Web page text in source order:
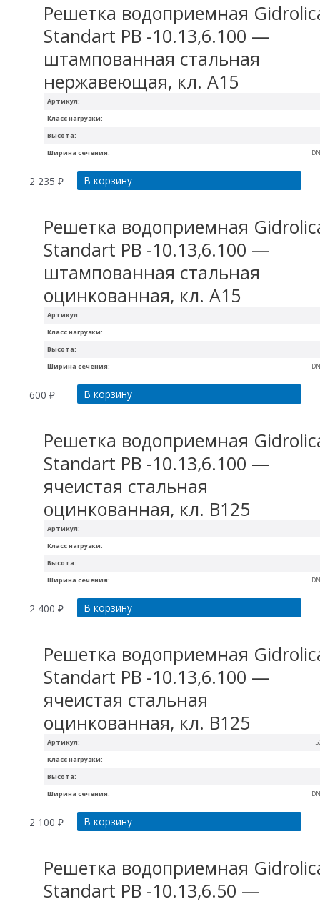
Артикул:
Ширина сечения:
Высота:
Класс нагрузки:
Решетка водоприемная
Standart РВ -10.13,6.100 —
штампованная стальная
нержавеющая, кл. А15
2 235₽ В корзину
Артикул:
Ширина сечения:
Высота:
Класс нагрузки:
Решетка водоприемная
Standart РВ -10.13,6.100 —
штампованная стальная
оцинкованная, кл. А15
600₽ В корзину
Артикул:
Ширина сечения:
Высота:
Класс нагрузки:
Решетка водоприемная
Standart РВ -10.13,6.100 —
ячеистая стальная
оцинкованная, кл. В125
2 400₽ В корзину
Артикул:
Ширина сечения:
Высота:
Класс нагрузки:
Решетка водоприемная
Standart РВ -10.13,6.100 —
ячеистая стальная
оцинкованная, кл. В125
2 100₽ В корзину
Решетка водоприемная
Standart РВ -10.13,6.50 —